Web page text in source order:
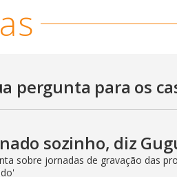
i
pergunta para os
sozinho, diz
sobre jornadas de gravação das